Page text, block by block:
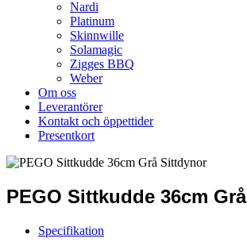
Nardi
Platinum
Skinnwille
Solamagic
Zigges BBQ
Weber
Om oss
Leverantörer
Kontakt och öppettider
Presentkort
PEGO Sittkudde 36cm Grå
Specifikation